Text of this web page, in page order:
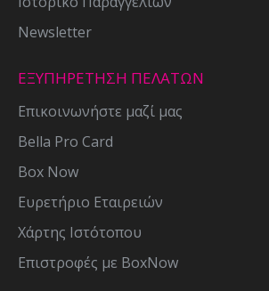
Newsletter
ΕΞΥΠΗΡΕΤΗΣΗ ΠΕΛΑΤΩΝ
Επικοινωνήστε μαζί μας
Bella Pro Card
Box Now
Ευρετήριο Εταιρειών
Χάρτης Ιστότοπου
Επιστροφές με BoxNow